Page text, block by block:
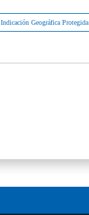
Indicación Geográfica Protegida